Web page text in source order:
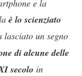
e la
è lo scienziato
lasciato un segno
di alcune delle
secolo in